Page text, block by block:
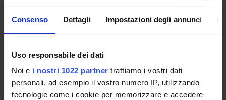
Consenso Dettagli Impostazioni degli annunci
Uso responsabile dei dati
Noi e i nostri 1022 partner trattiamo i vostri dati
personali, ad esempio il vostro numero IP, utilizzando
tecnologie come i cookie per memorizzare e accedere
delle Nazioni.
Product ID:
80034
Handle IRIS:
11562/348594
Deposited On:
March 7, 2014